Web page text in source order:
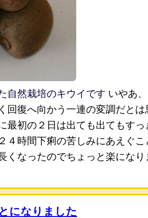
自然栽培のキウイです いやあ
回復へ向かう一連の変調だと
最初の２日は出ても出てもす
４時間下痢の苦しみにあえぐこ
くなったのでちょっと楽にな
になりました